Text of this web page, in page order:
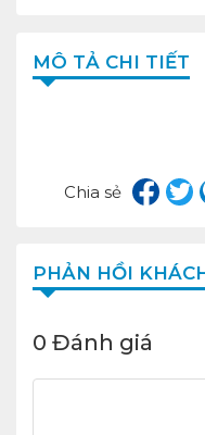
MÔ TẢ CHI TIẾT
Chia sẻ
PHẢN HỒI
0 Đánh giá